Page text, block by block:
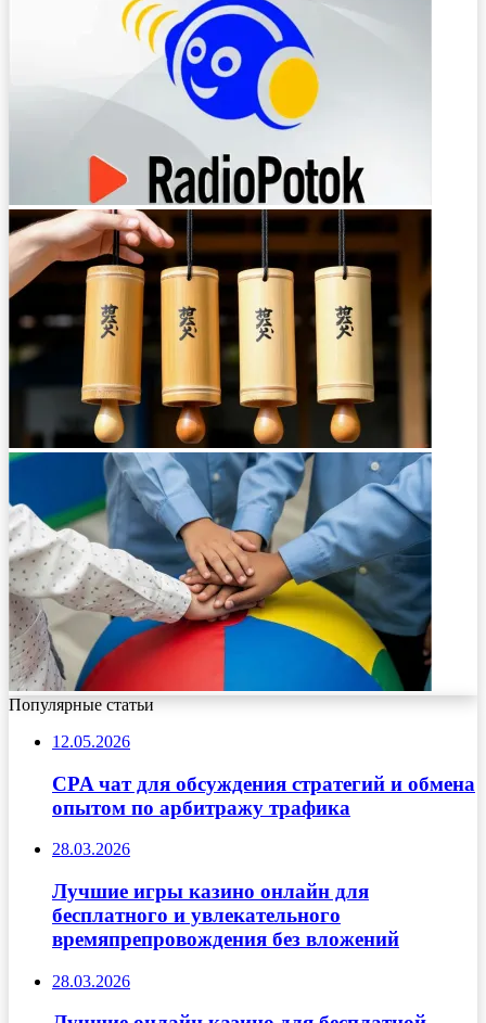
Популярные статьи
12.05.2026
CPA чат для обсуждения стратегий и обмена
опытом по арбитражу трафика
28.03.2026
Лучшие игры казино онлайн для
бесплатного и увлекательного
времяпрепровождения без вложений
28.03.2026